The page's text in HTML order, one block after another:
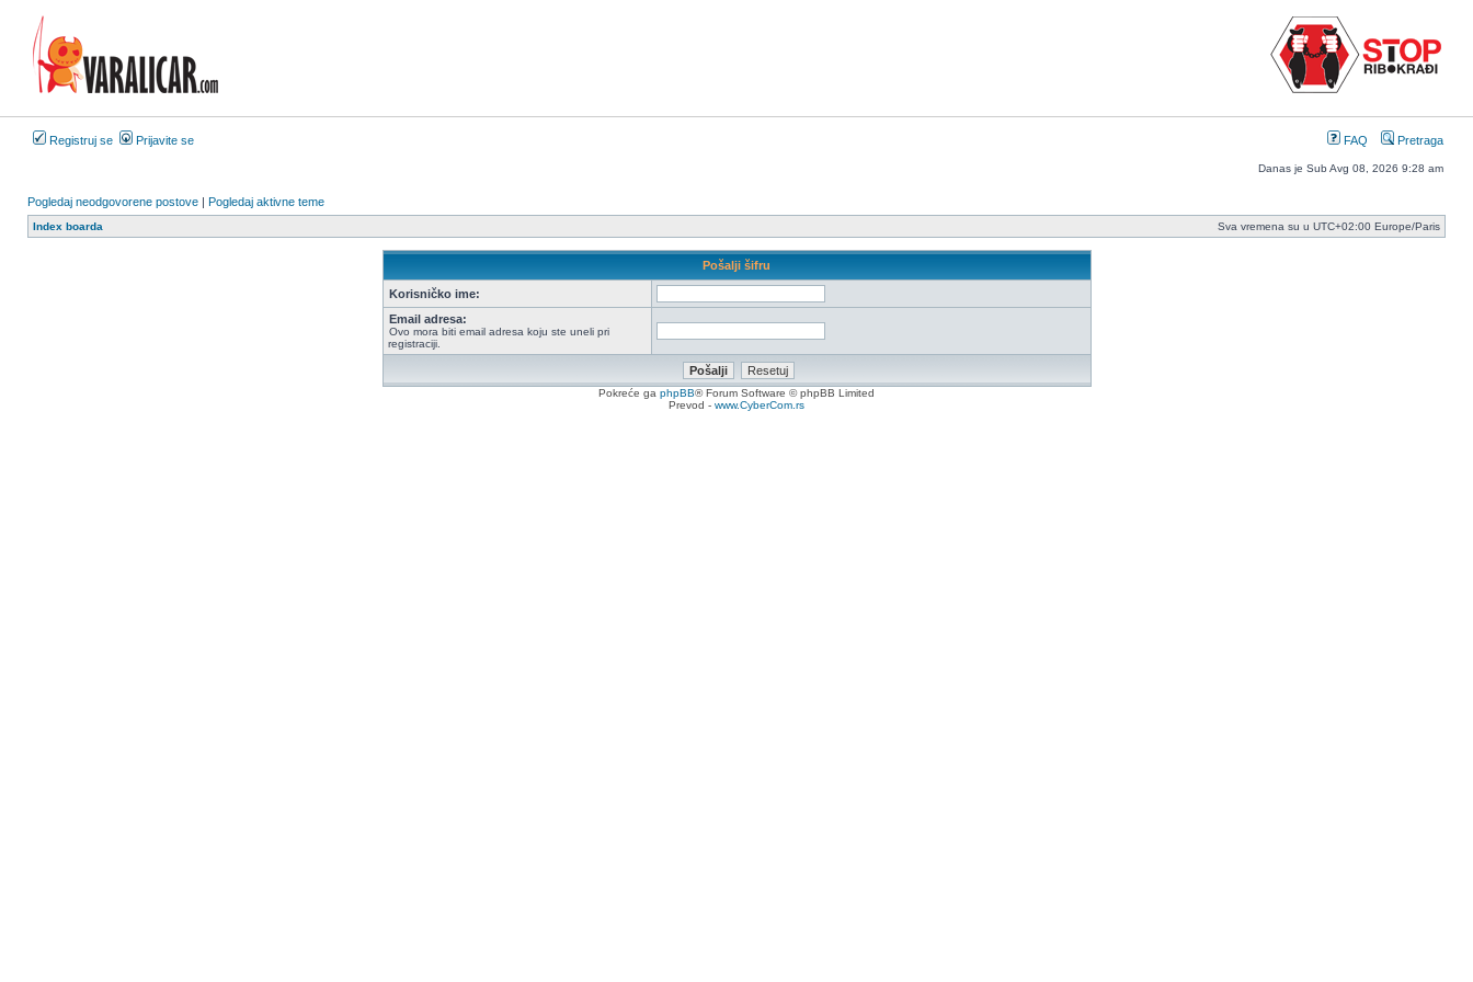
Registruj se Prijavite se FAQ Pretraga
Danas je Sub Avg 08, 2026 9:28 am
Pogledaj neodgovorene postove | Pogledaj aktivne teme
Index boarda Sva vremena su u UTC+02:00 Europe/Paris
Pošalji šifru
Korisničko ime:
Email adresa:
Ovo mora biti email adresa koju ste uneli pri
registraciji.
Pokreće ga phpBB® Forum Software © phpBB Limited
Prevod - www.CyberCom.rs